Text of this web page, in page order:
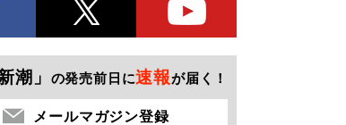
潮」 の発売前日に速報が届く！
メールマガジン登録